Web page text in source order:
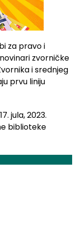
za pravo i
zvorničke
i srednjeg
prvu liniju
jula, 2023.
biblioteke